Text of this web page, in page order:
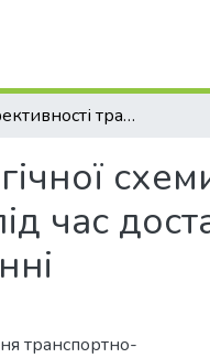
Аналіз ефективності транспортно-технологічної схеми паралельного довантаження автомобілів під час доставки дрібних відправок вантажів у міжміському сполученні
час
транспортно-